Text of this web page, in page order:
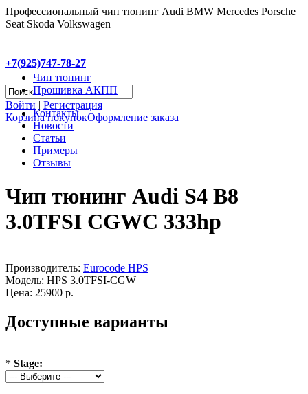
Профессиональный чип тюнинг Audi BMW Mercedes Porsche
Seat Skoda Volkswagen
+7(925)747-78-27
Войти | Регистрация
Корзина покупокОформление заказа
Чип тюнинг
Прошивка АКПП
Контакты
Новости
Статьи
Примеры
Отзывы
Чип тюнинг Audi S4 B8
3.0TFSI CGWC 333hp
Производитель: Eurocode HPS
Модель: HPS 3.0TFSI-CGW
Цена: 25900 р.
Доступные варианты
* Stage: